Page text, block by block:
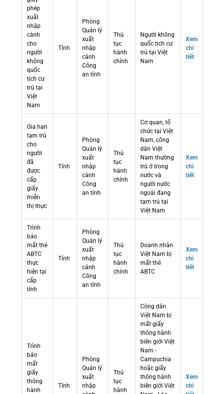
phép
xuất
nhập
cảnh
cho
người
không
quốc
tịch cư
trú tại
Việt
Nam
Tỉnh
Phòng
Quản lý
xuất
nhập
cảnh
Công
an tỉnh
Thủ
tục
hành
chính
Người không
quốc tịch cư
trú tại Việt
Nam
Xem
chi
tiết
Gia hạn
tạm trú
cho
người
đã
được
cấp
giấy
miễn
thị thực
Tỉnh
Phòng
Quản lý
xuất
nhập
cảnh
Công
an tỉnh
Thủ
tục
hành
chính
Cơ quan, tổ
chức tại Việt
Nam, công
dân Việt
Nam thường
trú ở trong
nước và
người nước
ngoài đang
tạm trú tại
Việt Nam
Xem
chi
tiết
Trình
báo
mất thẻ
ABTC
thực
hiện tại
cấp
tỉnh
Tỉnh
Phòng
Quản lý
xuất
nhập
cảnh
Công
an tỉnh
Thủ
tục
hành
chính
Doanh nhân
Việt Nam bị
mất thẻ
ABTC
Xem
chi
tiết
Trình
báo
mất
giấy
thông
hành
Tỉnh
Phòng
Quản lý
xuất
nhập
Thủ
tục
hành
Công dân
Việt Nam bị
mất giấy
thông hành
biên giới Việt
Nam -
Campuchia
hoặc giấy
thông hành
biên giới Việt
Xem
chi